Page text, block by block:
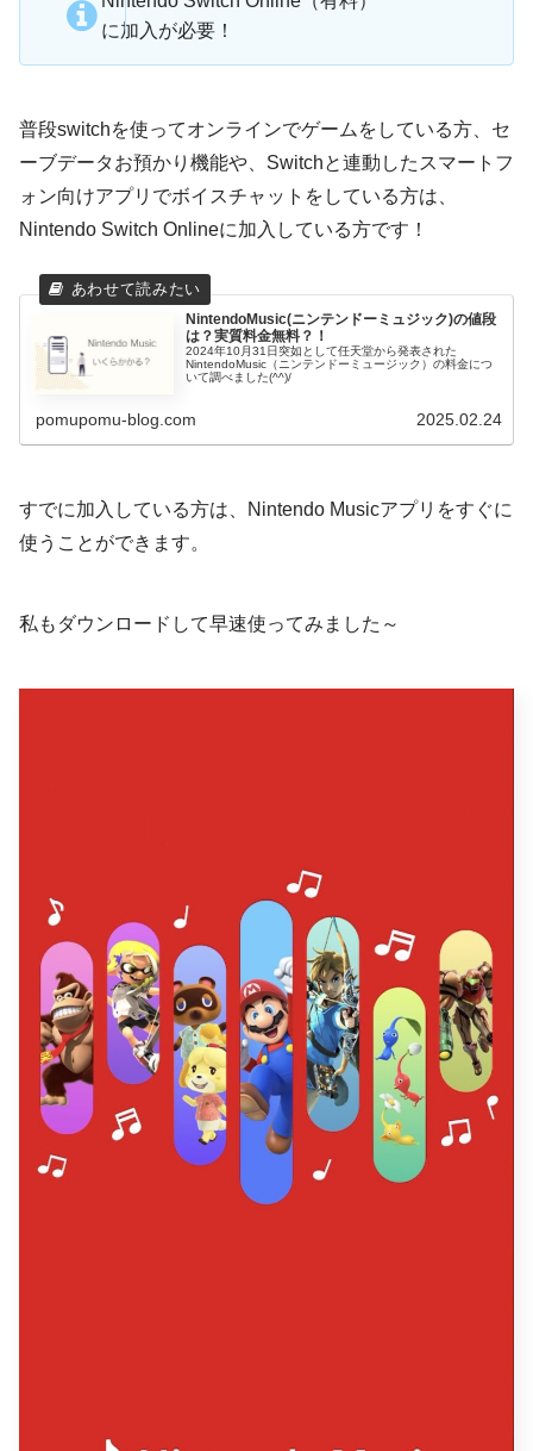
に加入が必要！
普段switchを使ってオンラインでゲームをしている方、セ
ーブデータお預かり機能や、Switchと連動したスマートフ
ォン向けアプリでボイスチャットをしている方は、
Nintendo Switch Onlineに加入している方です！
NintendoMusic(ニンテンドーミュジック)の値段
は？実質料金無料？！
2024年10月31日突如として任天堂から発表された
NintendoMusic（ニンテンドーミュージック）の料金につ
いて調べました(^^)/
pomupomu-blog.com 2025.02.24
すでに加入している方は、Nintendo Musicアプリをすぐに
使うことができます。
私もダウンロードして早速使ってみました～